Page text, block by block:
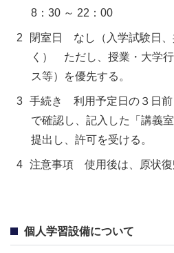
8：30 ～ 22：00
閉室日 なし（入学試験日、
く） ただし、授業・大学
ス等）を優先する。
手続き 利用予定日の３日前
で確認し、記入した「講義
提出し、許可を受ける。
注意事項 使用後は、原状復
個人学習設備について